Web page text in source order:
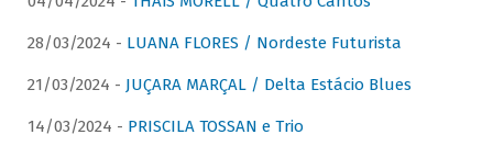
28/03/2024 - LUANA FLORES / Nordeste Futurista
21/03/2024 - JUÇARA MARÇAL / Delta Estácio Blues
14/03/2024 - PRISCILA TOSSAN e Trio